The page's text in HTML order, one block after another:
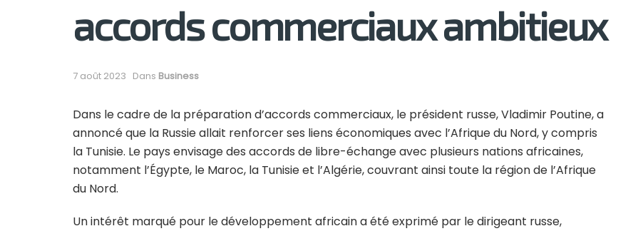
accords commerciaux ambitieux
7 août 2023 Dans Business
Dans le cadre de la préparation d’accords commerciaux, le président russe, Vladimir Poutine, a
annoncé que la Russie allait renforcer ses liens économiques avec l’Afrique du Nord, y compris
la Tunisie. Le pays envisage des accords de libre-échange avec plusieurs nations africaines,
notamment l’Égypte, le Maroc, la Tunisie et l’Algérie, couvrant ainsi toute la région de l’Afrique
du Nord.
Un intérêt marqué pour le développement africain a été exprimé par le dirigeant russe,